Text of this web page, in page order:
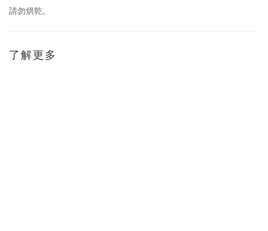
請勿烘乾。
了解更多